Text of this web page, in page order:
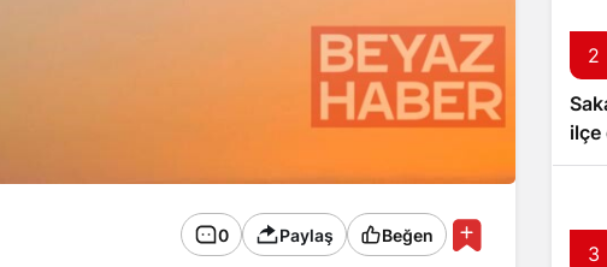
0 Paylaş Beğen
2
ilçe
3